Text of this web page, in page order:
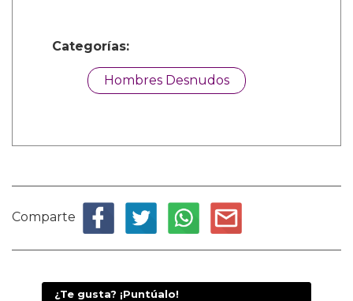
Categorías:
Hombres Desnudos
Comparte
¿Te gusta? ¡Puntúalo!